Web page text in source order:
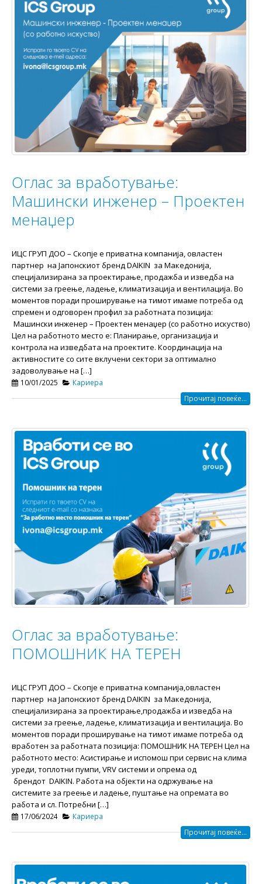
Оглас за вработување:
Машински инженер – Проектен
менаџер
ИЦС ГРУП ДОО – Скопје e приватна компанија, овластен
партнер на Јапонскиот бренд DAIKIN за Македонија,
специјализирана за проектирање, продажба и изведба на
системи за греење, ладење, климатизација и вентилација. Во
моментов поради проширување на тимот имаме потреба од
спремен и одговорен профил за работната позиција:
Машински инженер – Проектен менаџер (со работно искуство)
Цел на работното место е: Планирање, организација и
контрола на изведбата на проектите. Координација на
активностите со сите вклучени сектори за оптимално
задоволување на […]
10/01/2025 Кариера
Прочитај повеќе...
Оглас за вработување:
ПОМОШНИК НА ТЕРЕН
ИЦС ГРУП ДОО – Скопје e приватна компанија,овластен
партнер на Јапонскиот бренд DAIKIN за Македонија,
специјализирана за проектирање,продажба и изведба на
системи за греење, ладење, климатизација и вентилација. Во
моментов поради проширување на тимот имаме потреба од
вработен за работната позиција: ПОМОШНИК НА ТЕРЕН Цел на
работното место: Асистирање и испомош при сервис на клима
уреди, топлотни пумпи, VRV системи и опрема од
брендот DAIKIN. Работа на објекти на одржување на
системите за греење и ладење, пуштање на опремата во
работа и сл. Потребни […]
17/06/2024 Кариера
Прочитај повеќе...